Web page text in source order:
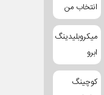
انتخاب من
میکروبلیدینگ
ابرو
کوچینگ